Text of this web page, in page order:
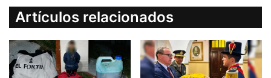
Artículos relacionados